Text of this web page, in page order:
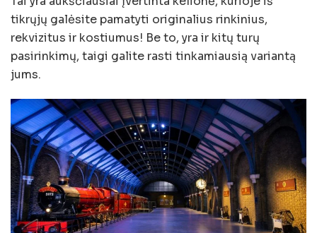
tikrųjų galėsite pamatyti originalius rinkinius,
rekvizitus ir kostiumus! Be to, yra ir kitų turų
pasirinkimų, taigi galite rasti tinkamiausią variantą
jums.